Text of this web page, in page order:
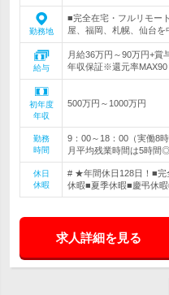
勤務地
■完全在宅・フルリモー
屋、福岡、札幌、仙台を
給与
月給36万円～90万円+
年収保証※還元率
初年度
年収
500万円～1000万円
勤務
時間
9：00～18：00（実働8
月平均残業時間は5時間
休日
休暇
# ★年間休日128日！■完
休暇■夏季休暇■慶弔休
求人詳細を見る